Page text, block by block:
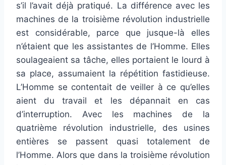
s’il l’avait déjà pratiqué. La différence avec les
machines de la troisième révolution industrielle
est considérable, parce que jusque-là elles
n’étaient que les assistantes de l’Homme. Elles
soulageaient sa tâche, elles portaient le lourd à
sa place, assumaient la répétition fastidieuse.
L’Homme se contentait de veiller à ce qu’elles
aient du travail et les dépannait en cas
d’interruption. Avec les machines de la
quatrième révolution industrielle, des usines
entières se passent quasi totalement de
l’Homme. Alors que dans la troisième révolution